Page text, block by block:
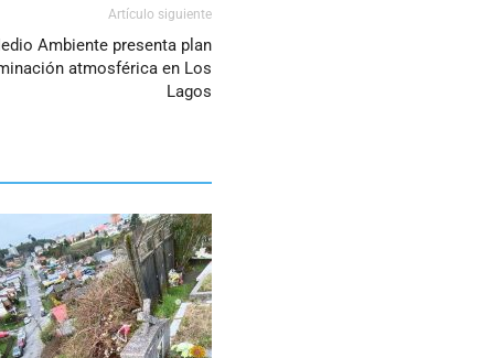
Artículo siguiente
Ambiente presenta plan
atmosférica en Los
Lagos